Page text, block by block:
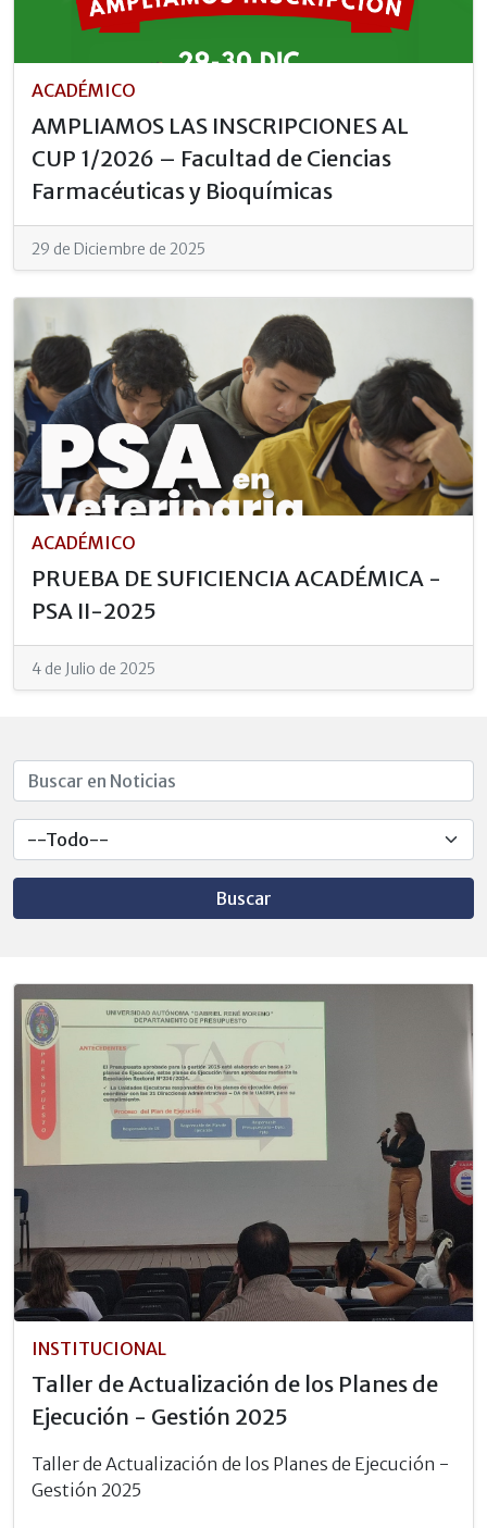
ACADÉMICO
AMPLIAMOS LAS INSCRIPCIONES AL
CUP 1/2026 – Facultad de Ciencias
Farmacéuticas y Bioquímicas
29 de Diciembre de 2025
ACADÉMICO
PRUEBA DE SUFICIENCIA ACADÉMICA -
PSA II-2025
4 de Julio de 2025
Buscar
INSTITUCIONAL
Taller de Actualización de los Planes de
Ejecución - Gestión 2025
Taller de Actualización de los Planes de Ejecución -
Gestión 2025